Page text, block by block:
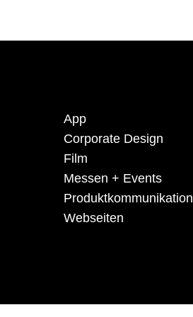
App
Corporate Design
Film
Messen + Events
Produkt­kommuni­kation
Webseiten